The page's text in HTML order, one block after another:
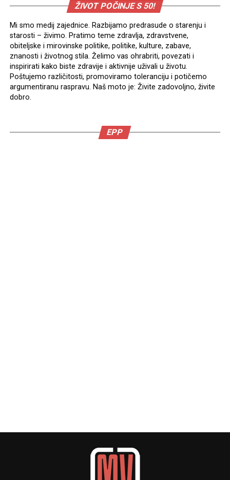
ŽIVOT POČINJE S 50!
Mi smo medij zajednice. Razbijamo predrasude o starenju i
starosti – živimo. Pratimo teme zdravlja, zdravstvene,
obiteljske i mirovinske politike, politike, kulture, zabave,
znanosti i životnog stila. Želimo vas ohrabriti, povezati i
inspirirati kako biste zdravije i aktivnije uživali u životu.
Poštujemo različitosti, promoviramo toleranciju i potičemo
argumentiranu raspravu. Naš moto je: Živite zadovoljno, živite
dobro.
EPP